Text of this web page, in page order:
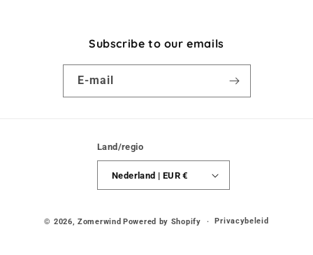
Subscribe to our emails
E‑mail
Land/regio
Nederland | EUR €
© 2026,Zomerwind Powered by Shopify Privacybeleid